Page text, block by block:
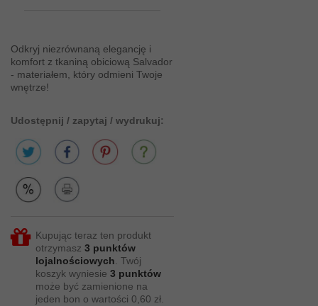
Odkryj niezrównaną elegancję i
komfort z tkaniną obiciową Salvador
- materiałem, który odmieni Twoje
wnętrze!
Udostępnij / zapytaj / wydrukuj:
Kupując teraz ten produkt
otrzymasz 3 punktów
lojalnościowych. Twój
koszyk wyniesie 3 punktów
może być zamienione na
jeden bon o wartości 0,60 zł.